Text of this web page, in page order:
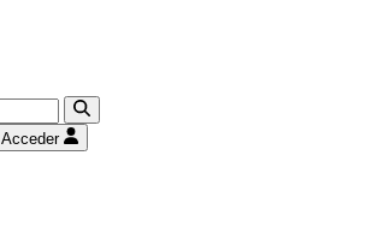
Acceder